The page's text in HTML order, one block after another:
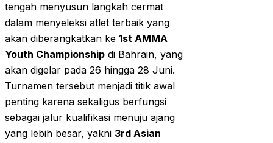
tengah menyusun langkah cermat
dalam menyeleksi atlet terbaik yang
akan diberangkatkan ke 1st AMMA
Youth Championship di Bahrain, yang
akan digelar pada 26 hingga 28 Juni.
Turnamen tersebut menjadi titik awal
penting karena sekaligus berfungsi
sebagai jalur kualifikasi menuju ajang
yang lebih besar, yakni 3rd Asian